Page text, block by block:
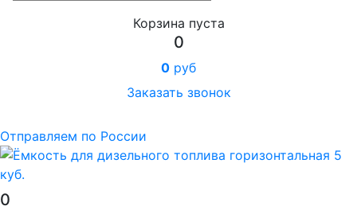
Корзина пуста
0
0 руб
Заказать звонок
Отправляем по России
0